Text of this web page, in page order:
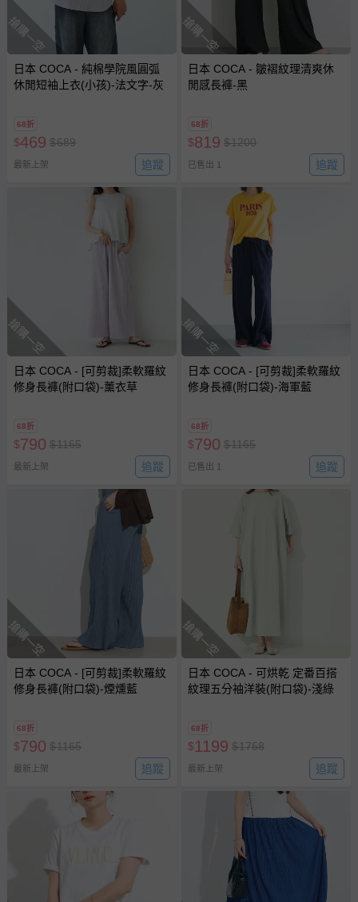
搶購一空
日本 COCA - 純棉學院風圓弧
休閒短袖上衣(小孩)-法文字-灰
68折
$469 $689
最新上架 追蹤
搶購一空
日本 COCA - 皺褶紋理清爽休
閒感長褲-黑
68折
$819 $1200
已售出 1 追蹤
搶購一空
日本 COCA - [可剪裁]柔軟羅紋
修身長褲(附口袋)-薰衣草
68折
$790 $1165
最新上架 追蹤
搶購一空
日本 COCA - [可剪裁]柔軟羅紋
修身長褲(附口袋)-海軍藍
68折
$790 $1165
已售出 1 追蹤
搶購一空
日本 COCA - [可剪裁]柔軟羅紋
修身長褲(附口袋)-煙燻藍
68折
$790 $1165
最新上架 追蹤
搶購一空
日本 COCA - 可烘乾 定番百搭
紋理五分袖洋裝(附口袋)-淺綠
68折
$1199 $1758
最新上架 追蹤